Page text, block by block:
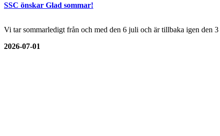
SSC önskar Glad sommar!
Vi tar sommarledigt från och med den 6 juli och är tillbaka igen den
2026-07-01